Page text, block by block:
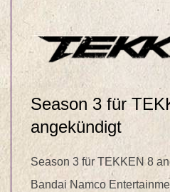
Season 3 für
angekündigt
Season 3 für TEKKEN 8
Bandai Namco